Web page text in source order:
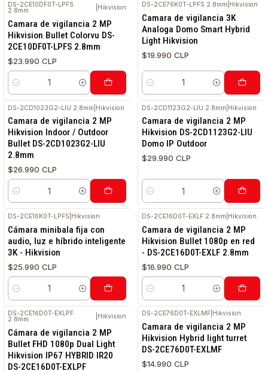
DS-2CE10DF0T-LPFS
2.8mm Hikvision
Camara de vigilancia 2 MP
Hikvision Bullet Colorvu DS-
2CE10DF0T-LPFS 2.8mm
$23.990 CLP
Cantidad
DS-2CE76K0T-LPFS 2.8mm Hikvision
Camara de vigilancia 3K
Analoga Domo Smart Hybrid
Light Hikvision
$19.990 CLP
Cantidad
DS-2CD1023G2-LIU 2.8mm Hikvision
Camara de vigilancia 2 MP
Hikvision Indoor / Outdoor
Bullet DS-2CD1023G2-LIU
2.8mm
$26.990 CLP
Cantidad
DS-2CD1123G2-LIU 2.8mm Hikvision
Camara de vigilancia 2 MP
Hikvision DS-2CD1123G2-LIU
Domo IP Outdoor
$29.990 CLP
Cantidad
DS-2CE16K0T-LPFS Hikvision
Cámara minibala fija con
audio, luz e híbrido inteligente
3K - Hikvision
$25.990 CLP
Cantidad
DS-2CE16D0T-EXLF 2.8mm Hikvision
Camara de vigilancia 2 MP
Hikvision Bullet 1080p en red
- DS-2CE16D0T-EXLF 2.8mm
$16.990 CLP
Cantidad
DS-2CE16D0T-EXLPF
2.8mm Hikvision
Cámara de vigilancia 2 MP
Bullet FHD 1080p Dual Light
Hikvision IP67 HYBRID IR20
DS-2CE16D0T-EXLPF
DS-2CE76D0T-EXLMF Hikvision
Camara de vigilancia 2 MP
Hikvision Hybrid light turret
DS-2CE76D0T-EXLMF
$14.990 CLP